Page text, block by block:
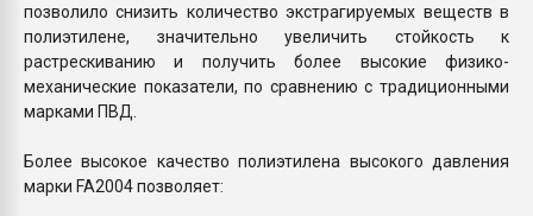
позволило снизить количество экстрагируемых веществ в
полиэтилене, значительно увеличить стойкость к
растрескиванию и получить более высокие физико-
механические показатели, по сравнению с традиционными
марками ПВД.
Более высокое качество полиэтилена высокого давления
марки FA2004 позволяет: